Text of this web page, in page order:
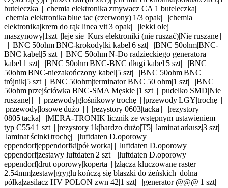
buteleczka| | |chemia elektronika|zmywacz CA|1 buteleczka| |
|chemia elektronika|blue tac (czerwony)|1/3 opak| | |chemia
elektronika|krem do rąk linea vit|3 opak| | |lekki olej
maszynowy|1szt| |leje sie |Kurs elektroniki (nie ruszać)|Nie ruszane|||
| | |BNC 50ohm|BNC-krokodylki kabel|6 szt| | |BNC 50ohm|BNC-
BNC kabel|5 szt| | |BNC 50ohm|N-Do radzieckiego generatora
kabel|1 szt| | |BNC 50ohm|BNC-BNC długi kabel|5 szt| | |BNC
50ohm|BNC-niezakończony kabel|5 szt| | |BNC 50ohm|BNC
trójnik|5 szt| | |BNC 50ohm|terminator BNC 50 ohm|1 szt| | |BNC
50ohm|przejściówka BNC-SMA Męskie |1 szt| | |pudelko SMD|Nie
ruszane||| | | |przewody|głośnikowy|trochę| | |przewody|LGY|trochę| |
|przewody|losowe|dużo| | || |rezystory 0603|tacka|| | |rezystory
0805|tacka| | |MERA-TRONIK licznik ze wstępnym ustawieniem
typ C554|1 szt| | |rezystory 1k|bardzo dużo|T5| |laminat|arkusz|3 szt| |
|laminat|ścinki|trochę| | |luftdaten D.oporowy
eppendorf|eppendorfki|pół worka| | |luftdaten D.oporowy
eppendorf|zestawy luftdaten|2 szt| | |luftdaten D.oporowy
eppendorf|drut oporowy|koperta| | |złącza kluczowane raster
2.54mm|zestaw|gryglu|kończą się blaszki do żeńskich |dolna
półka|zasilacz HV POLON zwn 42|1 szt| | |generator @@@|1 szt| |